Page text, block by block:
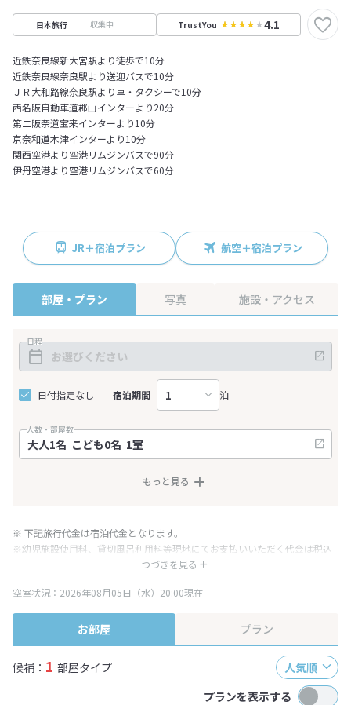
日本旅行 収集中 TrustYou 4.1
近鉄奈良線新大宮駅より徒歩で10分
近鉄奈良線奈良駅より送迎バスで10分
ＪＲ大和路線奈良駅より車・タクシーで10分
西名阪自動車道郡山インターより20分
第二阪奈道宝来インターより10分
京奈和道木津インターより10分
関西空港より空港リムジンバスで90分
伊丹空港より空港リムジンバスで60分
JR＋宿泊プラン 航空＋宿泊プラン
部屋・プラン 写真 施設・アクセス
日程
日付指定なし 宿泊期間 泊
人数・部屋数
もっと見る
つづきを見る
※ 下記旅行代金は宿泊代金となります。
※幼児施設使用料、貸切風呂利用料等現地にてお支払いいただく代金は税込
み表記となりますが、消費税増税に伴い代金が一部変更となる場合がござい
※表示されている旅行代金・プラン内容は一定時間ごとに更新されます。最
終確認画面でご確認ください。
空室状況：2026年08月05日（水）20:00現在
お部屋 プラン
候補： 1 部屋タイプ
人気順
プランを表示する